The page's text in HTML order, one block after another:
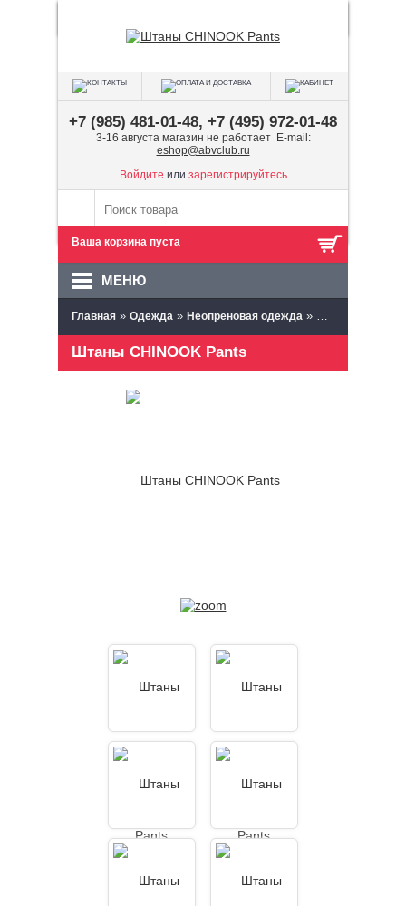
+7 (985) 481-01-48, +7 (495) 972-01-48
3-16 августа магазин не работает E-mail:
eshop@abvclub.ru
Войдите или зарегистрируйтесь
Ваша корзина пуста
МЕНЮ
Главная » Одежда » Неопреновая одежда » Штаны
Штаны CHINOOK Pants